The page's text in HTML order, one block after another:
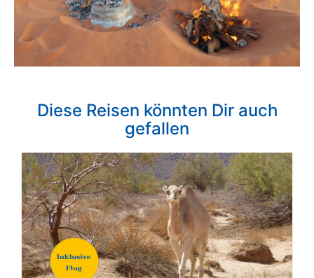
Diese Reisen könnten Dir auch
gefallen